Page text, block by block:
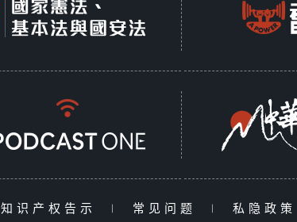
知识产权告示 | 常见问题 | 私隐政策